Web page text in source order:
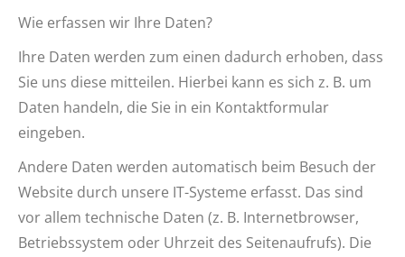
Wie erfassen wir Ihre Daten?
Ihre Daten werden zum einen dadurch erhoben, dass
Sie uns diese mitteilen. Hierbei kann es sich z. B. um
Daten handeln, die Sie in ein Kontaktformular
eingeben.
Andere Daten werden automatisch beim Besuch der
Website durch unsere IT-Systeme erfasst. Das sind
vor allem technische Daten (z. B. Internetbrowser,
Betriebssystem oder Uhrzeit des Seitenaufrufs). Die